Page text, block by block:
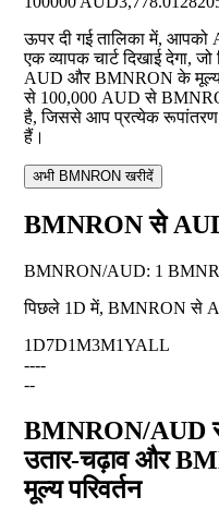
ऊपर दी गई तालिका में,
एक व्यापक चार्ट दिखाई देगा, जो
AUD और BMNRON के मूल्य
से 100,000 AUD से
है, जिससे आप प्रत्येक
हैं।
अभी BMNRON खरीदें
BMNRON से AUD
BMNRON/AUD: 1
पिछले 1D में, BMNRON से
1D7D1M3M1YALL
----
--
BMNRON/AUD
उतार-चढ़ाव और
मूल्य परिवर्तन